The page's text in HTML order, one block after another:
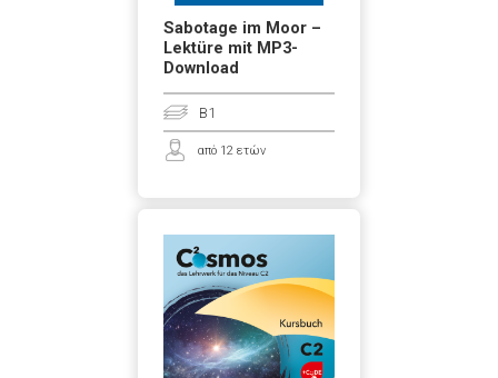
Sabotage im Moor –
Lektüre mit MP3-
Download
B1
από 12 ετών